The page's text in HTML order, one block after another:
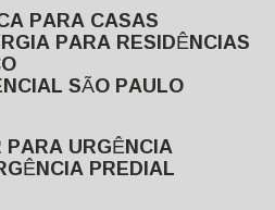
PARA CASAS
PARA RESIDÊNCIAS
SÃO PAULO
PARA URGÊNCIA
PREDIAL